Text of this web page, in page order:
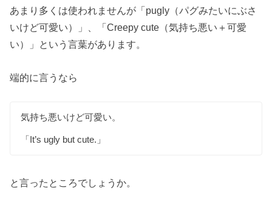
あまり多くは使われませんが「pugly（パグみたいにぶさ
いけど可愛い）」、「Creepy cute（気持ち悪い＋可愛
い）」という言葉があります。
端的に言うなら
気持ち悪いけど可愛い。
「It’s ugly but cute.」
と言ったところでしょうか。